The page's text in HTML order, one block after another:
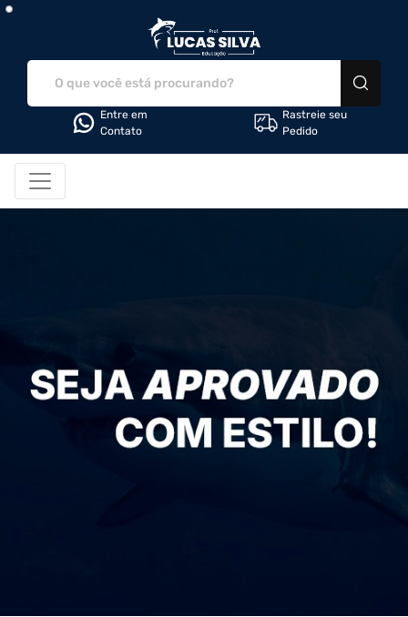
Entre em
Contato
Rastreie seu
Pedido